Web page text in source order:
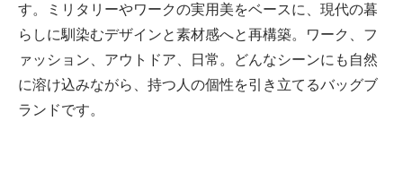
す。ミリタリーやワークの実用美をベースに、現代の暮
らしに馴染むデザインと素材感へと再構築。ワーク、フ
ァッション、アウトドア、日常。どんなシーンにも自然
に溶け込みながら、持つ人の個性を引き立てるバッグブ
ランドです。